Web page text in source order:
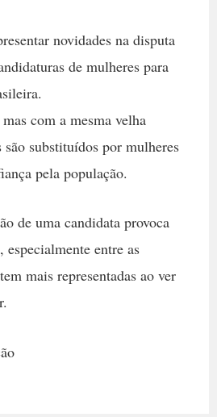
novidades na disputa
de mulheres para
com a mesma velha
substituídos por mulheres
pela população.
de uma candidata provoca
entre as
mais representadas ao ver